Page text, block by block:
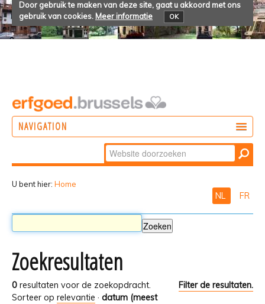
Door gebruik te maken van deze site, gaat u akkoord met ons
gebruik van cookies. Meer informatie OK
NAVIGATION
Zoek
Geavanceerd
U bent hier: Home
NL FR
Zoekresultaten
0 resultaten voor de zoekopdracht.
Filter de resultaten.
Sorteer op relevantie · datum (meest